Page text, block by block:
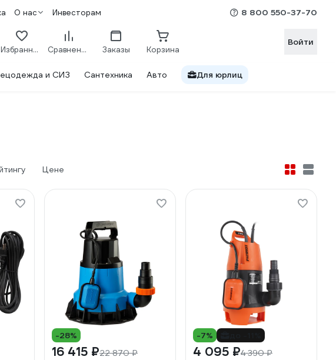
О нас Инвесторам 8 800 550-37-70
Избранное Сравнение Заказы Корзина
Войти
и СИЗ Сантехника Авто Для юрлиц
Цене
-28%
16 415 ₽22 870 ₽
-7%
4 095 ₽4 390 ₽